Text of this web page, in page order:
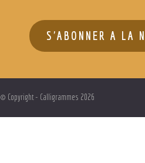
S'ABONNER A LA
© Copyright - Calligrammes 2026